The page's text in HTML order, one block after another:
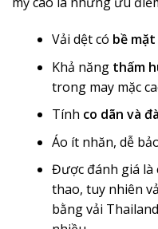
Vải dệt có bề
Khả năng thấm
trong may mặc
Tính co dãn và
Áo ít nhăn, dễ
Được đánh giá
thao, tuy nhiên
bằng vải